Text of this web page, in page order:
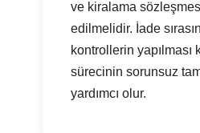
ve kiralama
edilmelidir. İade
kontrollerin yapılması
sürecinin sorunsuz
yardımcı olur.